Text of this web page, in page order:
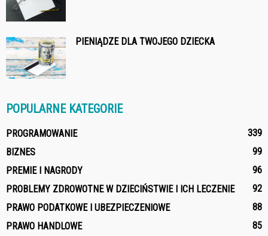
PIENIĄDZE DLA TWOJEGO DZIECKA
POPULARNE KATEGORIE
PROGRAMOWANIE
339
BIZNES
99
PREMIE I NAGRODY
96
PROBLEMY ZDROWOTNE W DZIECIŃSTWIE I ICH LECZENIE
92
PRAWO PODATKOWE I UBEZPIECZENIOWE
88
PRAWO HANDLOWE
85